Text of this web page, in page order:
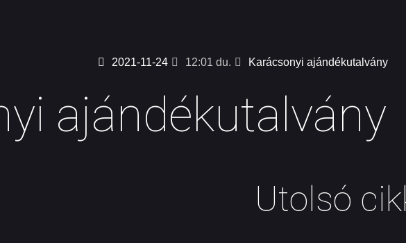
2021-11-24 12:01 du. Karácsonyi ajándékutalvány
ajándékutalvány
Utolsó